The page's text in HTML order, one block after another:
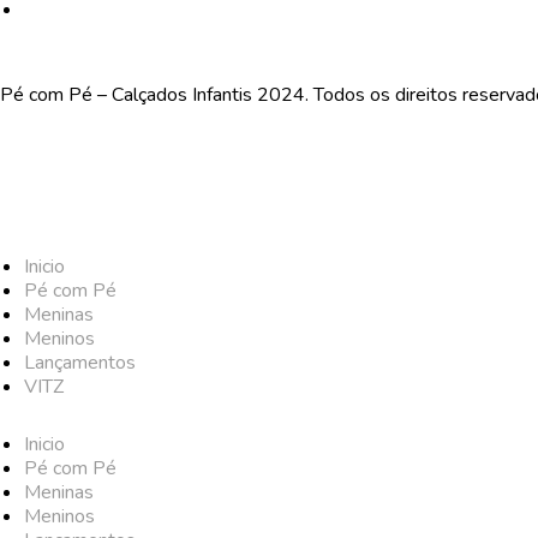
Pé com Pé – Calçados Infantis 2024. Todos os direitos
Inicio
Pé com Pé
Meninas
Meninos
Lançamentos
VITZ
Inicio
Pé com Pé
Meninas
Meninos